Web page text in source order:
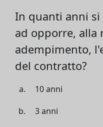
In quanti anni
ad opporre, alla
adempimento,
del contratto?
10 anni
3 anni